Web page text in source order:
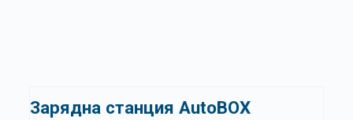
Зарядна станция AutoBOX